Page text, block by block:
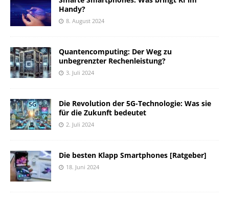
Handy?
8. August 2024
Quantencomputing: Der Weg zu
unbegrenzter Rechenleistung?
3. Juli 2024
Die Revolution der 5G-Technologie: Was sie
für die Zukunft bedeutet
2. Juli 2024
Die besten Klapp Smartphones [Ratgeber]
18. Juni 2024